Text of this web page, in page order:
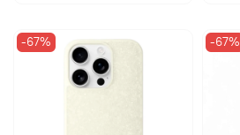
-67% -67%